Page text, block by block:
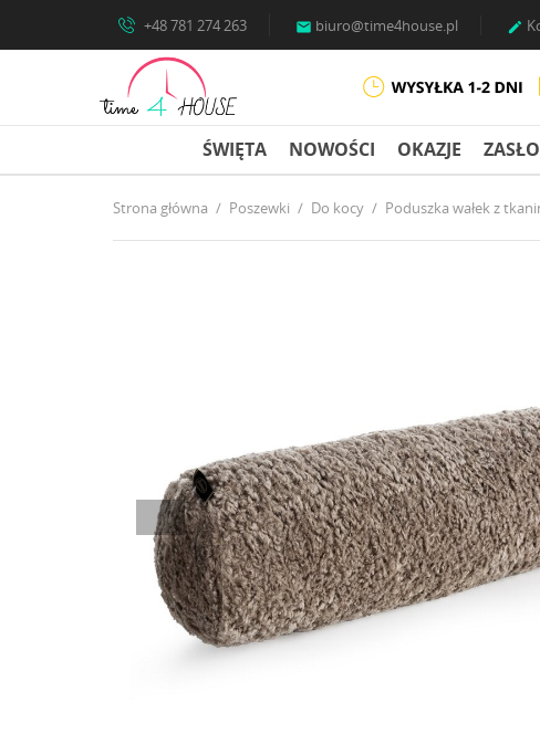
+48 781 274 263  biuro@time4house.pl 
ŚWIĘTA NOWOŚCI OKAZJE
Strona główna Poszewki Do kocy Poduszka wałek z